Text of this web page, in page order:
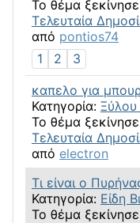
Το θέμα
Τελευταία
από pontios74
1
2
3
καπελο για
Κατηγορία:
Το θέμα
Τελευταία
από electron
Τι είναι ο
Κατηγορία: Είδη
Το θέμα